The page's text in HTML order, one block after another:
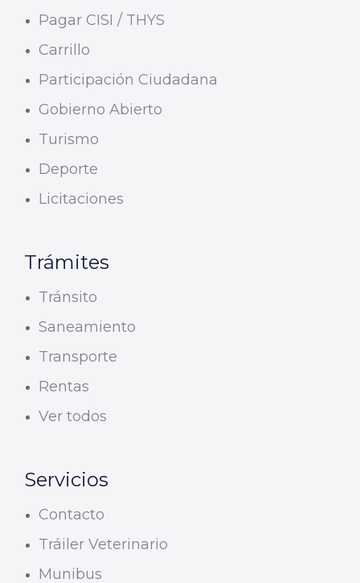
Pagar CISI / THYS
Carrillo
Participación Ciudadana
Gobierno Abierto
Turismo
Deporte
Licitaciones
Trámites
Tránsito
Saneamiento
Transporte
Rentas
Ver todos
Servicios
Contacto
Tráiler Veterinario
Munibus